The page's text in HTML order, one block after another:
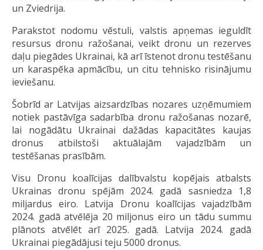
un Zviedrija.
Parakstot nodomu vēstuli, valstis apņemas ieguldīt
resursus dronu ražošanai, veikt dronu un rezerves
daļu piegādes Ukrainai, kā arī īstenot dronu testēšanu
un karaspēka apmācību, un citu tehnisko risinājumu
ieviešanu.
Šobrīd ar Latvijas aizsardzības nozares uzņēmumiem
notiek pastāvīga sadarbība dronu ražošanas nozarē,
lai nogādātu Ukrainai dažādas kapacitātes kaujas
dronus atbilstoši aktuālajām vajadzībām un
testēšanas prasībām.
Visu Dronu koalīcijas dalībvalstu kopējais atbalsts
Ukrainas dronu spējām 2024. gadā sasniedza 1,8
miljardus eiro. Latvija Dronu koalīcijas vajadzībām
2024. gadā atvēlēja 20 miljonus eiro un tādu summu
plānots atvēlēt arī 2025. gadā. Latvija 2024. gadā
Ukrainai piegādājusi teju 5000 dronus.